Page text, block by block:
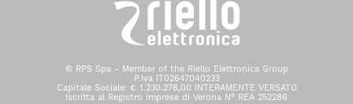
© RPS Spa - Member of the Riello Elettronica Group
P.Iva IT02647040233
Capitale Sociale: € 1.230.278,00 INTERAMENTE VERSATO
Iscritta al Registro imprese di Verona N° REA 252286